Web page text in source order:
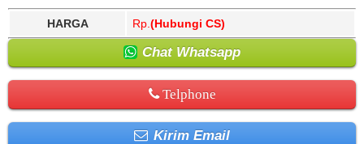
HARGA Rp. (Hubungi CS)
Chat Whatsapp
Telphone
Kirim Email